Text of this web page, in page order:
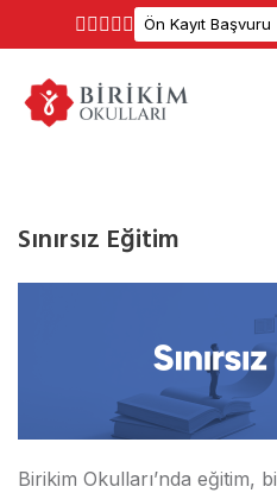
Ön Kayıt Başvuru
Sınırsız Eğitim
Birikim Okulları’nda eğitim,